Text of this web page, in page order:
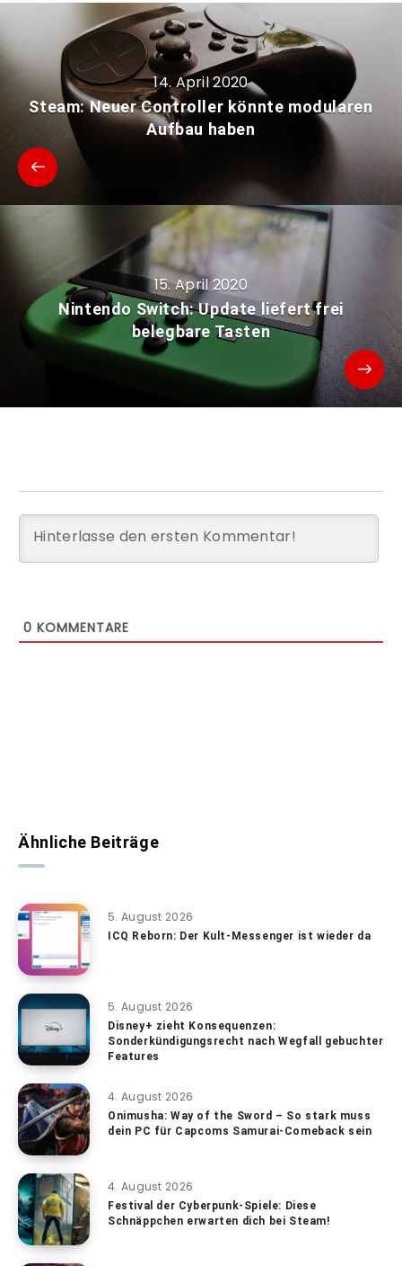
14. April 2020
Steam: Neuer Controller könnte modularen
Aufbau haben
15. April 2020
Nintendo Switch: Update liefert frei
belegbare Tasten
0 KOMMENTARE
Ähnliche Beiträge
5. August 2026
ICQ Reborn: Der Kult-Messenger ist wieder da
5. August 2026
Disney+ zieht Konsequenzen:
Sonderkündigungsrecht nach Wegfall gebuchter
Features
4. August 2026
Onimusha: Way of the Sword – So stark muss
dein PC für Capcoms Samurai-Comeback sein
4. August 2026
Festival der Cyberpunk-Spiele: Diese
Schnäppchen erwarten dich bei Steam!